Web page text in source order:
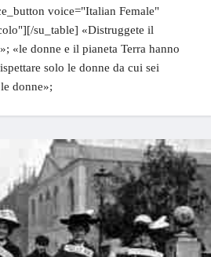
voice="Italian Female"
su_table] «Distruggete il
«le donne e il pianeta Terra hanno
solo le donne da cui sei
donne»;